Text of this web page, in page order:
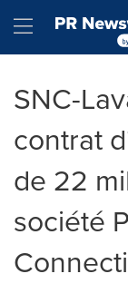
Hamburger
SNC-
contrat
de 22
société